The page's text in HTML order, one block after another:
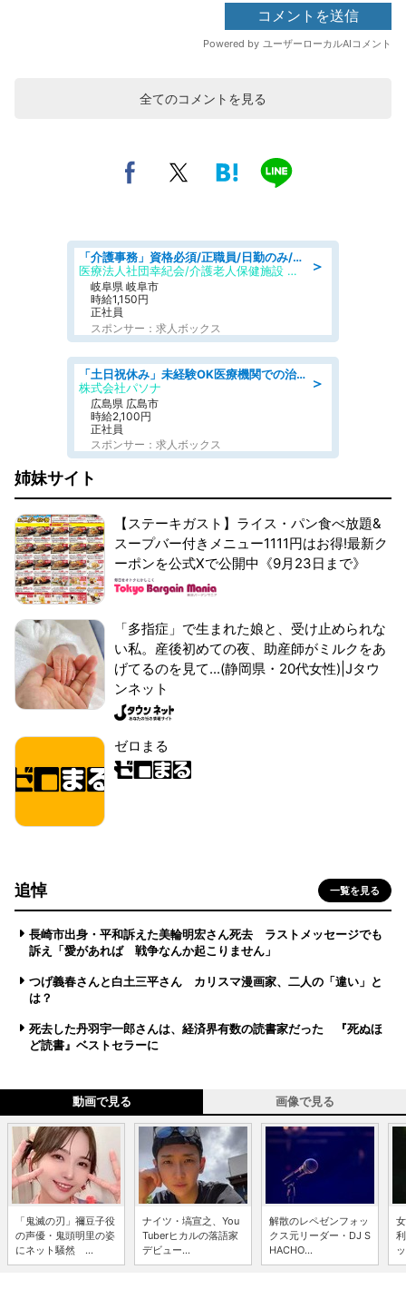
全てのコメントを見る
＞
「介護事務」資格必須/正職員/日勤のみ/介護老人保健施設
医療法人社団幸紀会/介護老人保健施設 グリーンビラ安江
岐阜県 岐阜市
時給1,150円
正社員
スポンサー：求人ボックス
＞
「土日祝休み」未経験OK医療機関での治験コーディネーターのお仕事
株式会社パソナ
広島県 広島市
時給2,100円
正社員
スポンサー：求人ボックス
姉妹サイト
【ステーキガスト】ライス・パン食べ放題&
スープバー付きメニュー1111円はお得!最新ク
ーポンを公式Xで公開中《9月23日まで》
「多指症」で生まれた娘と、受け止められな
い私。産後初めての夜、助産師がミルクをあ
げてるのを見て...(静岡県・20代女性)|Jタウ
ンネット
ゼロまる
追悼 一覧を見る
長崎市出身・平和訴えた美輪明宏さん死去 ラストメッセージでも
訴え「愛があれば 戦争なんか起こりません」
つげ義春さんと白土三平さん カリスマ漫画家、二人の「違い」と
は？
死去した丹羽宇一郎さんは、経済界有数の読書家だった 『死ぬほ
ど読書』ベストセラーに
動画で見る 画像で見る
「鬼滅の刃」禰豆子役
の声優・鬼頭明里の姿
にネット騒然 ...
ナイツ・塙宣之、You
Tuberヒカルの落語家
デビュー...
解散のレペゼンフォッ
クス元リーダー・DJ S
HACHO...